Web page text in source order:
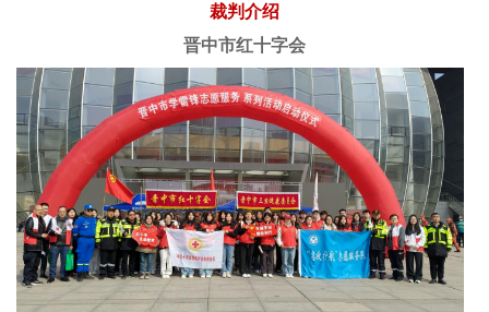
裁判介绍
晋中市红十字会